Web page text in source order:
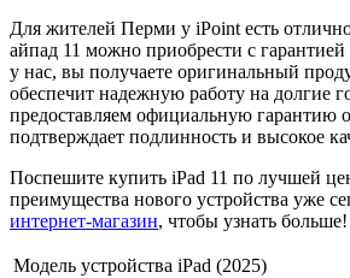
Для жителей Перми у iPoint есть
айпад 11 можно приобрести с гарантией
у нас, вы получаете оригинальный
обеспечит надежную работу на долгие
предоставляем официальную гарантию
подтверждает подлинность и высокое
Поспешите купить iPad 11 по лучшей
преимущества нового устройства уже
интернет-магазин, чтобы узнать больше!
Модель устройства iPad (2025)